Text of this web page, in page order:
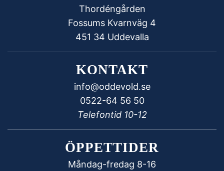
Thordéngården
Fossums Kvarnväg 4
451 34 Uddevalla
KONTAKT
info@oddevold.se
0522-64 56 50
Telefontid 10-12
ÖPPETTIDER
Måndag-fredag 8-16